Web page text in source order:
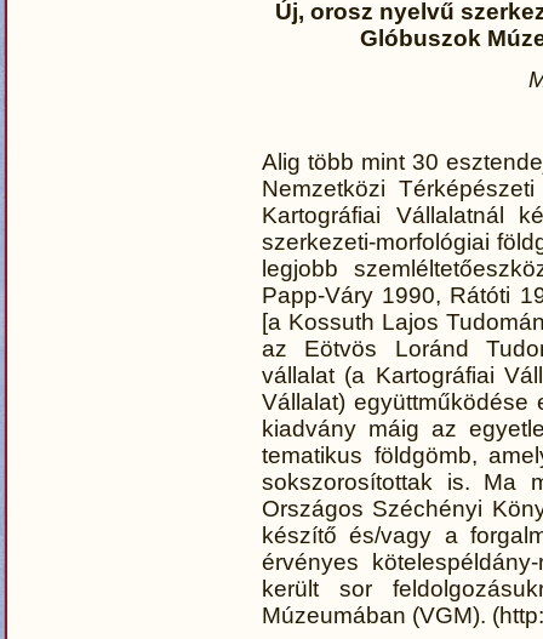
Új, orosz nyelvű
Glóbuszok
Alig több mint 30
Nemzetközi
Kartográfiai Vállalatnál
szerkezeti-morfológiai
legjobb
Papp-Váry 1990, Rátóti
[a Kossuth Lajos
az Eötvös Loránd
vállalat (a Kartográfiai
Vállalat) együttműködése
kiadvány máig az
tematikus földgömb,
sokszorosítottak is. Ma
Országos Széchényi
készítő és/vagy a
érvényes
került sor
Múzeumában (VGM).